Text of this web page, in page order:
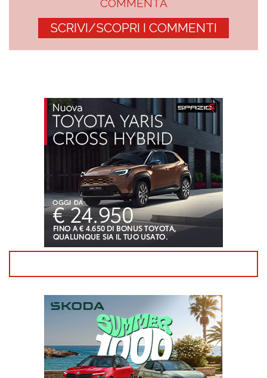
COMMENTA
SCRIVI/SCOPRI I COMMENTI